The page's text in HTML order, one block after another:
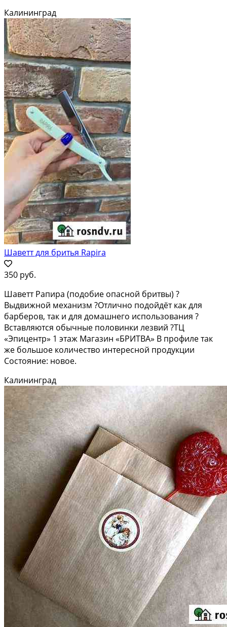
Калининград
Шаветт для бритья Rapira
350 руб.
Шаветт Рапира (подобие опасной бритвы) ?
Выдвижной механизм ?Отлично подойдёт как для
барберов, так и для домашнего использования ?
Вставляются обычные половинки лезвий ?ТЦ
«Эпицентр» 1 этаж Магазин «БРИТВА» В профиле так
же большое количество интересной продукции
Состояние: новое.
Калининград